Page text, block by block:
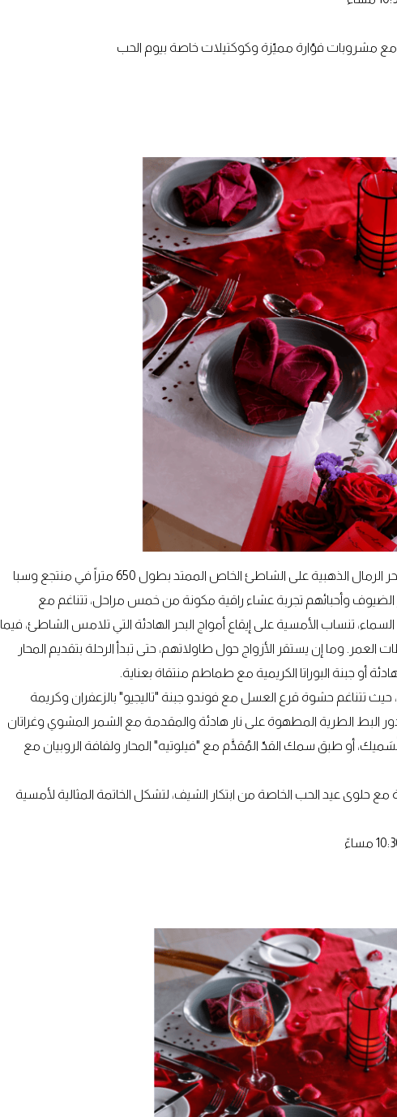
مشروبات فوّارة مميّزة وكوكتيلات خاصة بيوم الحب
فرصة لقضاء لحظاتٍ من العمر والاستمتاع بسحر الرمال الذهبية على الشاطئ الخاص الممتد بطول 650 متراً في منتجع وسبا
وأحبائهم تجربة عشاء راقية مكونة من خمس مراحل، تتناغم مع
تنساب الأمسية على إيقاع أمواج البحر الهادئة التي تلامس الشاطئ، فيما
وما إن يستقر الأزواج حول طاولاتهم، حتى تبدأ الرحلة بتقديم المحار
أو جبنة البوراتا الكريمية مع طماطم منتقاة بعناية.
حيث تتناغم حشوة قرع العسل مع فوندو جبنة "تاليجيو" بالزعفران وكريمة
البط الطرية المطهوة على نار هادئة والمقدمة مع الشمر المشوي وغراتان
أو طبق سمك القدّ المُقدَّم مع "فيلوتيه" المحار ولفافة الروبيان مع
حلوة مع حلوى عيد الحب الخاصة من ابتكار الشيف، لتشكل الخاتمة المثالية لأمسية